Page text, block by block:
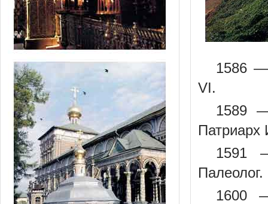
1586 —
VI.
1589
Патриарх
1591
Палеолог.
1600